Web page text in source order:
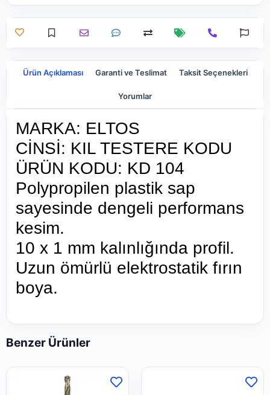
Ürün Açıklaması Garanti ve Teslimat Taksit Seçenekleri
Yorumlar
MARKA: ELTOS
CİNSİ: KIL TESTERE KODU
ÜRÜN KODU: KD 104
Polypropilen plastik sap
sayesinde dengeli performans
kesim.
10 x 1 mm kalınlığında profil.
Uzun ömürlü elektrostatik fırın
boya.
Benzer Ürünler